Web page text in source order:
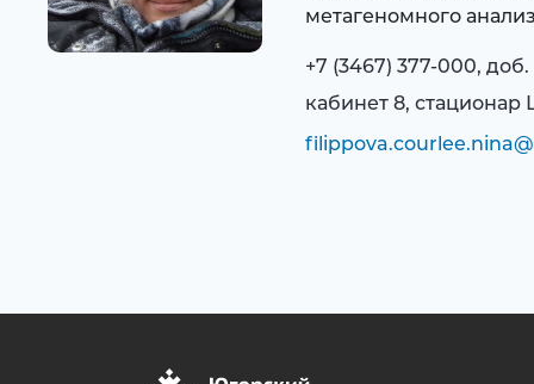
метагеномного
+7 (3467) 377-000,
кабинет 8,